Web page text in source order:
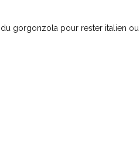
gorgonzola pour rester italien ou